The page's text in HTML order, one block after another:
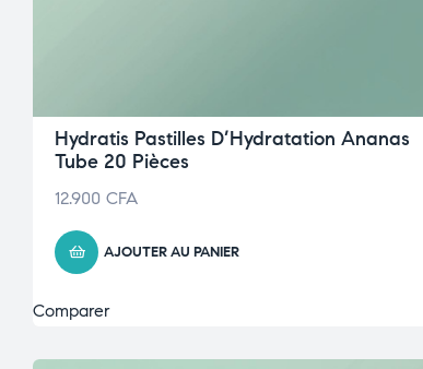
Hydratis Pastilles D’Hydratation Ananas
Tube 20 Pièces
12.900 CFA
AJOUTER AU PANIER
Comparer